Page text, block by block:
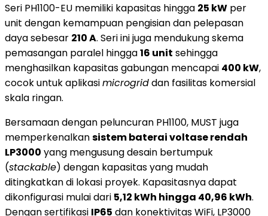
Seri PH1100-EU memiliki kapasitas hingga 25 kW per
unit dengan kemampuan pengisian dan pelepasan
daya sebesar 210 A. Seri ini juga mendukung skema
pemasangan paralel hingga16 unit sehingga
menghasilkan kapasitas gabungan mencapai 400 kW,
cocok untuk aplikasimicrogriddan fasilitas komersial
skala ringan.
Bersamaan dengan peluncuran PH1100, MUST juga
memperkenalkansistem baterai voltase rendah
LP3000 yang mengusung desain bertumpuk
(stackable) dengan kapasitas yang mudah
ditingkatkan di lokasi proyek. Kapasitasnya dapat
dikonfigurasi mulai dari 5,12 kWh hingga 40,96 kWh.
Dengan sertifikasi IP65 dan konektivitas WiFi, LP3000